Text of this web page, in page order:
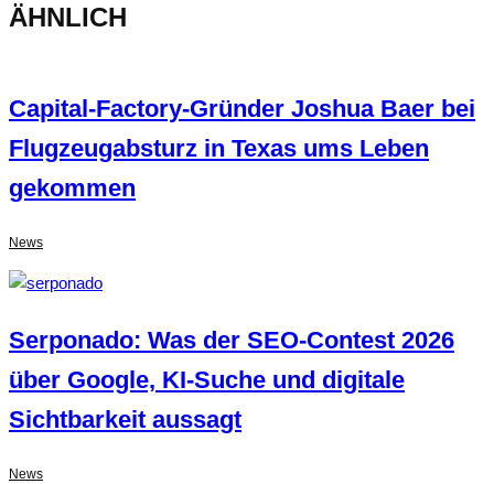
ÄHNLICH
Capital-Factory-Gründer Joshua Baer bei
Flugzeugabsturz in Texas ums Leben
gekommen
News
Serponado: Was der SEO-Contest 2026
über Google, KI-Suche und digitale
Sichtbarkeit aussagt
News